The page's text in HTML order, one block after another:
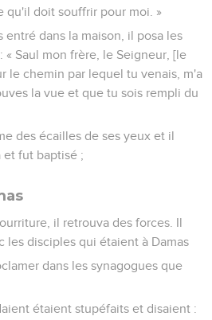
qu'il doit souffrir pour moi. »
entré dans la maison, il posa les
« Saul mon frère, le Seigneur, [le
le chemin par lequel tu venais, m'a
la vue et que tu sois rempli du
des écailles de ses yeux et il
et fut baptisé ;
il retrouva des forces. Il
les disciples qui étaient à Damas
dans les synagogues que
étaient stupéfaits et disaient :